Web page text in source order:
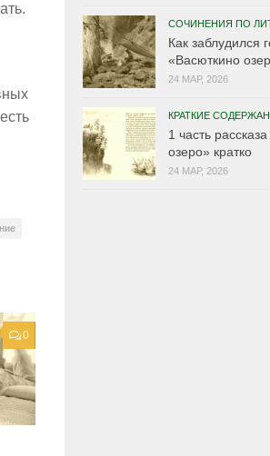
0
СОЧИНЕНИЯ ПО
Как заблудился
«Васюткино
24 МАР, 2026
КРАТКИЕ
1 часть
озеро» кратко
24 МАР, 2026